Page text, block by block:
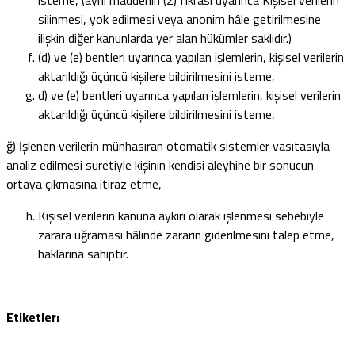
silinmesi, yok edilmesi veya anonim hâle getirilmesine
ilişkin diğer kanunlarda yer alan hükümler saklıdır.)
(d) ve (e) bentleri uyarınca yapılan işlemlerin, kişisel verilerin
aktarıldığı üçüncü kişilere bildirilmesini isteme,
d) ve (e) bentleri uyarınca yapılan işlemlerin, kişisel verilerin
aktarıldığı üçüncü kişilere bildirilmesini isteme,
ğ) İşlenen verilerin münhasıran otomatik sistemler vasıtasıyla
analiz edilmesi suretiyle kişinin kendisi aleyhine bir sonucun
ortaya çıkmasına itiraz etme,
Kişisel verilerin kanuna aykırı olarak işlenmesi sebebiyle
zarara uğraması hâlinde zararın giderilmesini talep etme,
haklarına sahiptir.
Etiketler: